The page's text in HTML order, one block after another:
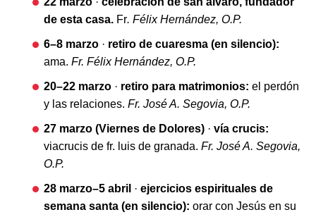
de esta casa. Fr. Félix Hernández, O.P.
6–8 marzo · retiro de cuaresma (en silencio):
ama. Fr. Félix Hernández, O.P.
20–22 marzo · retiro para matrimonios: el perdón
y las relaciones. Fr. José A. Segovia, O.P.
27 marzo (Viernes de Dolores) · vía crucis:
viacrucis de fr. luis de granada. Fr. José A. Segovia,
O.P.
28 marzo–5 abril · ejercicios espirituales de
semana santa (en silencio): orar con Jesús en su